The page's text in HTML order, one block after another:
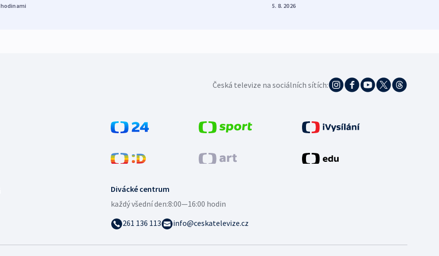
hodinami 5. 8. 2026
Česká televize na sociálních sítích:
Divácké centrum
každý všední den:8:00—16:00 hodin
261 136 113
info@ceskatelevize.cz